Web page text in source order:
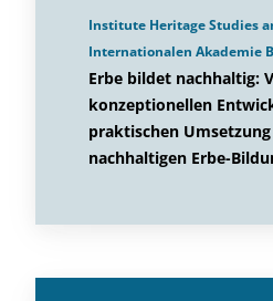
Institute Heritage Studies
Internationalen Akademie
Erbe bildet nachhaltig:
konzeptionellen
praktischen
nachhaltigen Erbe-